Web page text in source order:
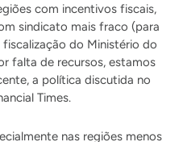
com incentivos fiscais,
sindicato mais fraco (para
do Ministério do
falta de recursos, estamos
a política discutida no
Times.
nas regiões menos